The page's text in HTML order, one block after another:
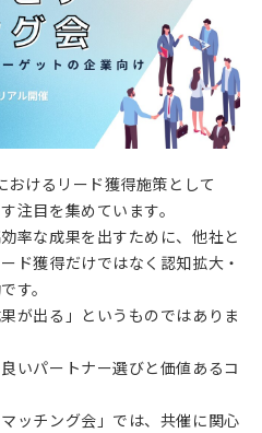
けるリード獲得施策として
注目を集めています。
率な成果を出すために、他社と
ド獲得だけではなく認知拡大・
す。
が出る」というものではありま
いパートナー選びと価値あるコ
ッチング会」では、共催に関心